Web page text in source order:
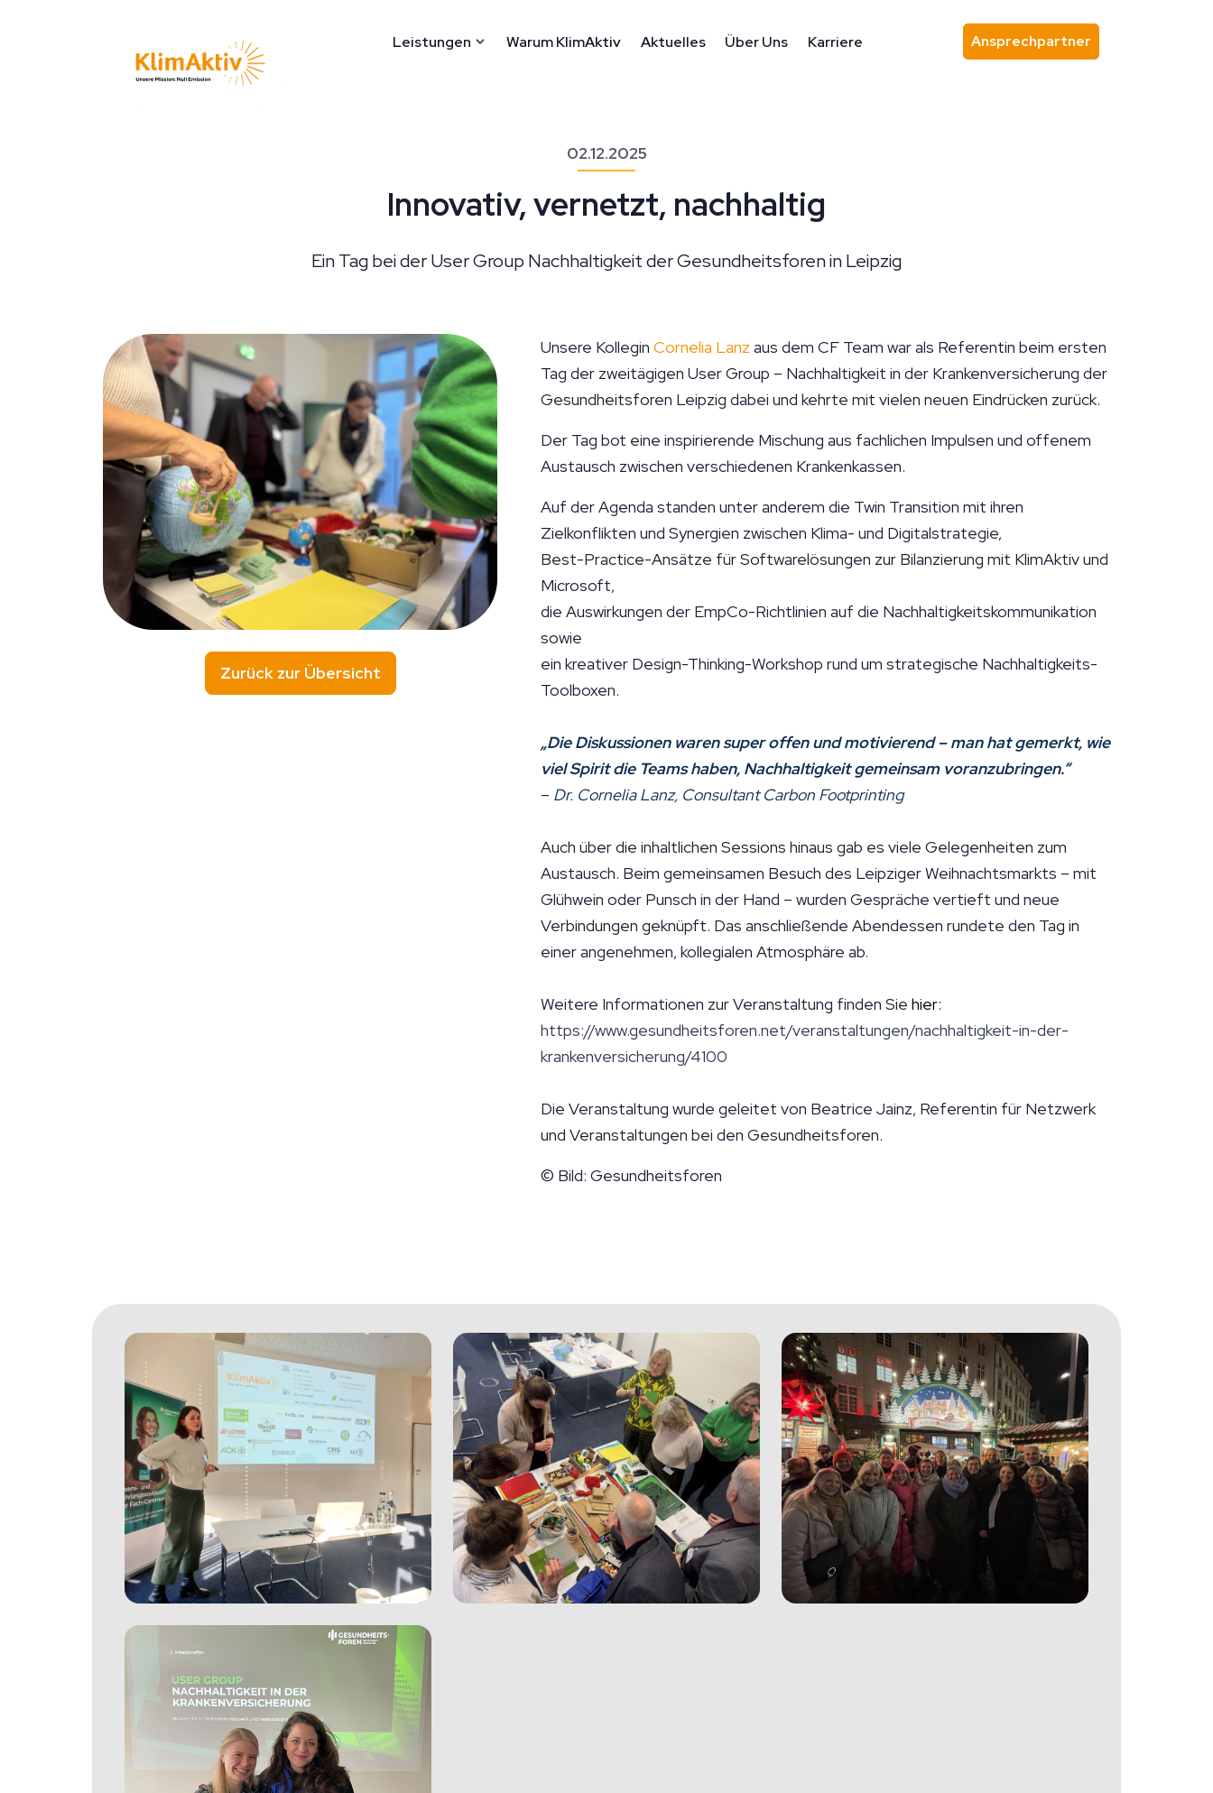
Ansprechpartner finden
Ansprechpartner
Leistungen Warum KlimAktiv Aktuelles Über Uns Karriere
02.12.2025
Innovativ, vernetzt, nachhaltig
Ein Tag bei der User Group Nachhaltigkeit der Gesundheitsforen in Leipzig
Zurück zur Übersicht
Unsere Kollegin Cornelia Lanz aus dem CF Team war als Referentin beim ersten
Tag der zweitägigen User Group – Nachhaltigkeit in der Krankenversicherung der
Gesundheitsforen Leipzig dabei und kehrte mit vielen neuen Eindrücken zurück.
Der Tag bot eine inspirierende Mischung aus fachlichen Impulsen und offenem
Austausch zwischen verschiedenen Krankenkassen.
Auf der Agenda standen unter anderem die Twin Transition mit ihren
Zielkonflikten und Synergien zwischen Klima- und Digitalstrategie,
Best-Practice-Ansätze für Softwarelösungen zur Bilanzierung mit KlimAktiv und
Microsoft,
die Auswirkungen der EmpCo-Richtlinien auf die Nachhaltigkeitskommunikation
sowie
ein kreativer Design-Thinking-Workshop rund um strategische Nachhaltigkeits-
Toolboxen.
„Die Diskussionen waren super offen und motivierend – man hat gemerkt, wie
viel Spirit die Teams haben, Nachhaltigkeit gemeinsam voranzubringen.“
– Dr. Cornelia Lanz, Consultant Carbon Footprinting
Auch über die inhaltlichen Sessions hinaus gab es viele Gelegenheiten zum
Austausch. Beim gemeinsamen Besuch des Leipziger Weihnachtsmarkts – mit
Glühwein oder Punsch in der Hand – wurden Gespräche vertieft und neue
Verbindungen geknüpft. Das anschließende Abendessen rundete den Tag in
einer angenehmen, kollegialen Atmosphäre ab.
Weitere Informationen zur Veranstaltung finden Sie hier:
https://www.gesundheitsforen.net/veranstaltungen/nachhaltigkeit-in-der-
krankenversicherung/4100
Die Veranstaltung wurde geleitet von Beatrice Jainz, Referentin für Netzwerk
und Veranstaltungen bei den Gesundheitsforen.
© Bild: Gesundheitsforen